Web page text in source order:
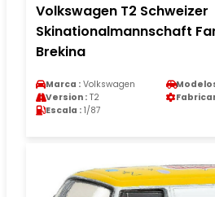
Volkswagen T2 Schweizer
Skinationalmannschaft
Brekina
Marca : Volkswagen
Version : T2
Escala : 1/87